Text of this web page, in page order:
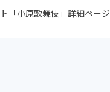
「小原歌舞伎」詳細ページ